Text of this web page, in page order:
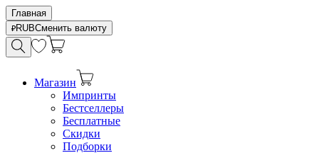
Главная
RUBСменить валюту
Магазин
Импринты
Бестселлеры
Бесплатные
Скидки
Подборки